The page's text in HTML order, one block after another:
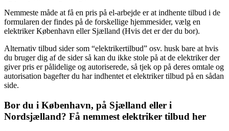
Nemmeste måde at få en pris på el-arbejde er at indhente tilbud i de
formularen der findes på de forskellige hjemmesider, vælg en
elektriker København eller Sjælland (Hvis det er der du bor).
Alternativ tilbud sider som “elektrikertilbud” osv. husk bare at hvis
du bruger dig af de sider så kan du ikke stole på at de elektriker der
giver pris er pålidelige og autoriserede, så tjek op på deres omtale og
autorisation bagefter du har indhentet et elektriker tilbud på en sådan
side.
Bor du i København, på Sjælland eller i
Nordsjælland? Få nemmest elektriker tilbud her